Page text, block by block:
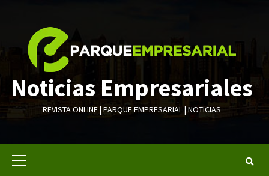
contenido
Noticias Empresariales
REVISTA ONLINE | PARQUE EMPRESARIAL | NOTICIAS